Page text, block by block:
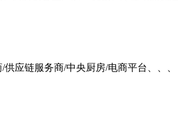
应链服务商/中央厨房/电商平台、、、